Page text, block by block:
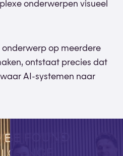
onderwerpen visueel
onderwerp op meerdere
ontstaat precies dat
AI-systemen naar